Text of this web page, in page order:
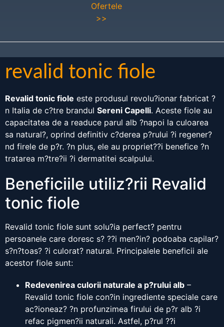
Ofertele
>>
revalid tonic fiole
Revalid tonic fiole este produsul revolu?ionar fabricat ?
n Italia de c?tre brandul Sereni Capelli. Aceste fiole au
capacitatea de a readuce parul alb ?napoi la culoarea
sa natural?, oprind definitiv c?derea p?rului ?i regener?
nd firele de p?r. ?n plus, ele au propriet??i benefice ?n
tratarea m?tre?ii ?i dermatitei scalpului.
Beneficiile utiliz?rii Revalid
tonic fiole
Revalid tonic fiole sunt solu?ia perfect? pentru
persoanele care doresc s? ??i men?in? podoaba capilar?
s?n?toas? ?i culorat? natural. Principalele beneficii ale
acestor fiole sunt:
Redevenirea culorii naturale a p?rului alb –
Revalid tonic fiole con?in ingrediente speciale care
ac?ioneaz? ?n profunzimea firului de p?r alb ?i
refac pigmen?ii naturali. Astfel, p?rul ??i